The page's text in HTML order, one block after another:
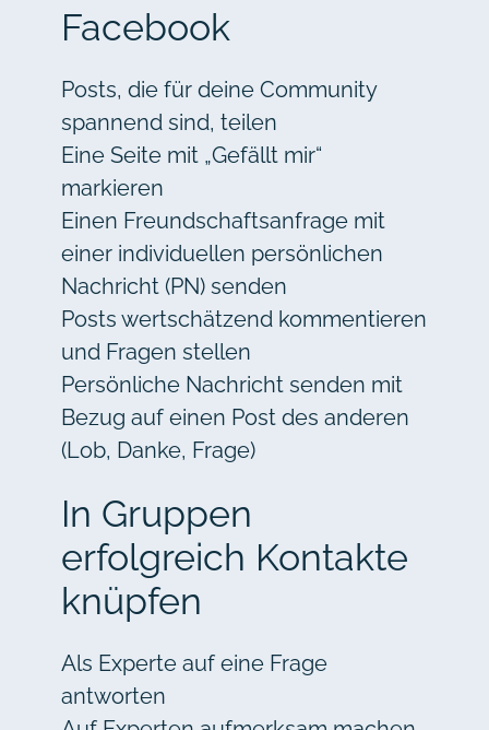
Facebook
Posts, die für deine Community
spannend sind, teilen
Eine Seite mit „Gefällt mir“
markieren
Einen Freundschaftsanfrage mit
einer individuellen persönlichen
Nachricht (PN) senden
Posts wertschätzend kommentieren
und Fragen stellen
Persönliche Nachricht senden mit
Bezug auf einen Post des anderen
(Lob, Danke, Frage)
In Gruppen
erfolgreich Kontakte
knüpfen
Als Experte auf eine Frage
antworten